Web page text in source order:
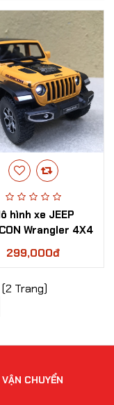
hình xe JEEP
Wrangler 4X4
tỷ lệ 1:24
299,000đ
Trang)
VẬN CHUYỂN